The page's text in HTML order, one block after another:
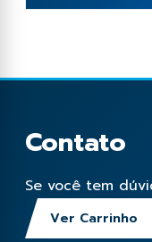
Contato
Se você tem
Ver Carrinho